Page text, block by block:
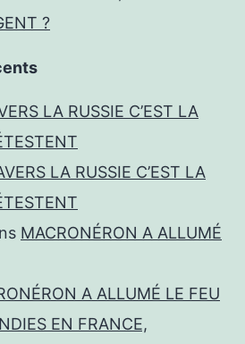
?
LA RUSSIE C’EST LA
LA RUSSIE C’EST LA
MACRONÉRON A ALLUMÉ
A ALLUMÉ LE FEU
EN FRANCE,